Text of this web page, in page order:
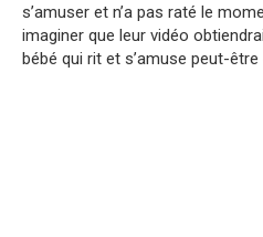
s’amuser et n’a pas raté le
imaginer que leur vidéo
bébé qui rit et s’amuse peut-